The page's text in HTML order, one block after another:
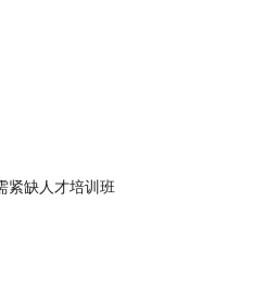
紧缺人才培训班